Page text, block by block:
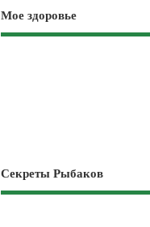
Мое здоровье
Секреты Рыбаков